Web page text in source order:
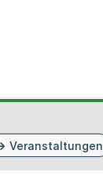
Veranstaltungen